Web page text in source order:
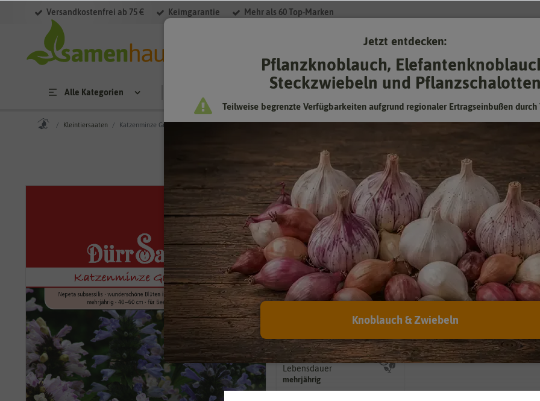
Versandkostenfrei ab 75 € Keimgarantie Mehr als 60 Top-Marken
Alle Kategorien
Kleintiersaaten Katzenminze Grand View
Katzenminze Grand View
Hersteller:
Dürr-Samen
Artikelnummer:
4295-DS
4017048142957
Wie viel ist enthalten
sonnig
Pflanze? (schattig, halbschattig,
Lebensdauer
mehrjährig
einjährig, zweijährig oder
mehrjährig.
Jetzt entdecken:
Pflanzknoblauch,
Steckzwiebeln und
Teilweise begrenzte Verfügbarkeiten aufgrund regionaler Ertragseinbußen durch
Knoblauch & Zwiebeln